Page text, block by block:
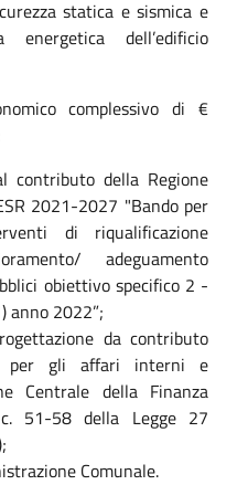
statica e sismica e
energetica dell’edificio
complessivo di €
contributo della Regione
2021-2027 "Bando per
di riqualificazione
adeguamento
obiettivo specifico 2 -
anno 2022”;
da contributo
per gli affari interni e
Centrale della Finanza
51-58 della Legge 27
Comunale.